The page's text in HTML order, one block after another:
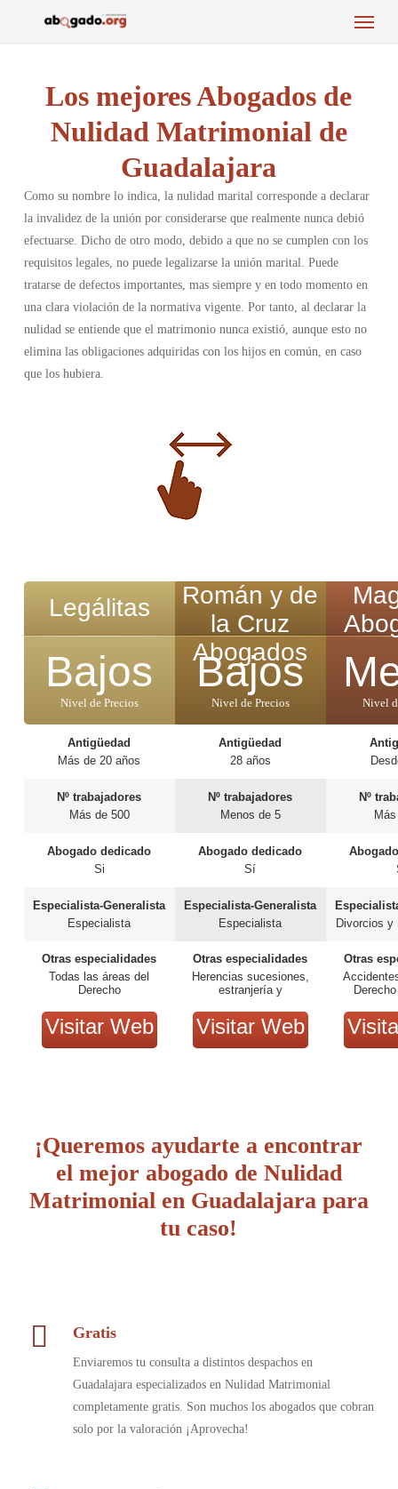
Menu
Los mejores Abogados de
Nulidad Matrimonial de
Guadalajara
Como su nombre lo indica, la nulidad marital corresponde a declarar
la invalidez de la unión por considerarse que realmente nunca debió
efectuarse. Dicho de otro modo, debido a que no se cumplen con los
requisitos legales, no puede legalizarse la unión marital. Puede
tratarse de defectos importantes, mas siempre y en todo momento en
una clara violación de la normativa vigente. Por tanto, al declarar la
nulidad se entiende que el matrimonio nunca existió, aunque esto no
elimina las obligaciones adquiridas con los hijos en común, en caso
que los hubiera.
Legálitas
Bajos
Nivel de Precios
Antigüedad
Más de 20 años
Nº trabajadores
Más de 500
Abogado dedicado
Si
Especialista-Generalista
Especialista
Otras especialidades
Todas las áreas del
Derecho
Visitar Web
Román y de
la Cruz
Abogados
Bajos
Nivel de Precios
Antigüedad
28 años
Nº trabajadores
Menos de 5
Abogado dedicado
Sí
Especialista-Generalista
Especialista
Otras especialidades
Herencias sucesiones,
estranjería y
Visitar Web
Nivel
Nº
Divorcios y
Otras
¡Queremos ayudarte a encontrar
el mejor abogado de Nulidad
Matrimonial en Guadalajara para
tu caso!
Gratis
Enviaremos tu consulta a distintos despachos en
Guadalajara especializados en Nulidad Matrimonial
completamente gratis. Son muchos los abogados que cobran
solo por la valoración ¡Aprovecha!